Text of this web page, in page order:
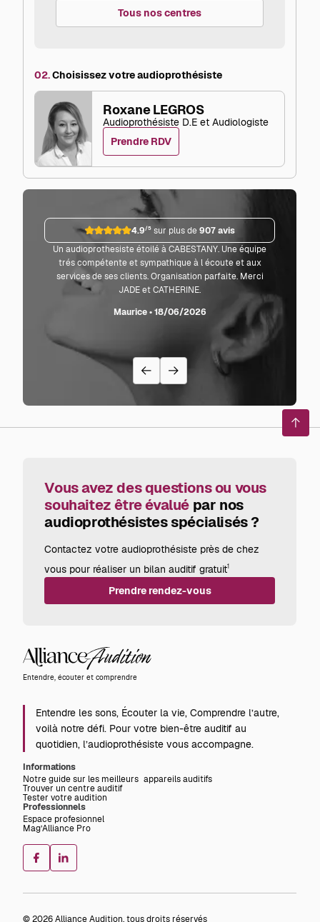
Tous nos centres
02.Choisissez votre audioprothésiste
Roxane LEGROS
Audioprothésiste D.E et Audiologiste
Prendre RDV
4.9/5sur plus de907 avis
Un audioprothesiste étoilé à CABESTANY. Une équipe
trés compétente et sympathique à l écoute et aux
services de ses clients. Organisation parfaite. Merci
JADE et CATHERINE.
Maurice • 18/06/2026
en
Vous avez des questions ou vous
souhaitez être évalué par nos
audioprothésistes spécialisés ?
Contactez votre audioprothésiste près de chez
vous pour réaliser un bilan auditif gratuit1
Prendre rendez-vous
Audition
Entendre, écouter et comprendre
Entendre les sons, Écouter la vie, Comprendre l’autre,
voilà notre défi. Pour votre bien-être auditif au
quotidien, l’audioprothésiste vous accompagne.
Informations
Notre guide sur les meilleurs appareils auditifs
Trouver un centre auditif
Tester votre audition
Professionnels
Espace profesionnel
Mag’Alliance Pro
© 2026 Alliance Audition, tous droits réservés